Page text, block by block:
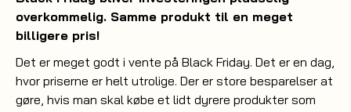
overkommelig. Samme produkt til en meget
billigere pris!
Det er meget godt i vente på Black Friday. Det er en dag,
hvor priserne er helt utrolige. Der er store besparelser at
gøre, hvis man skal købe et lidt dyrere produkter som